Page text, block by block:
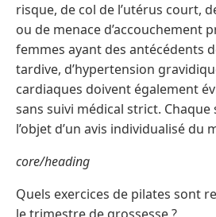
risque, de col de l’utérus court,
ou de menace d’accouchement
femmes ayant des antécédents
tardive, d’hypertension
cardiaques doivent également
sans suivi médical strict.
l’objet d’un avis individualisé du
core/heading
Quels exercices de pilates sont